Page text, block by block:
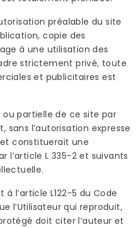
préalable du site
copie des
à une utilisation des
strictement privé, toute
et publicitaires est
partielle de ce site par
sans l’autorisation expresse
constituerait une
l’article L 335-2 et suivants
l’article L122-5 du Code
l’Utilisateur qui reproduit,
doit citer l’auteur et